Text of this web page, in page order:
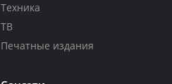
Техника
ТВ
Печатные издания